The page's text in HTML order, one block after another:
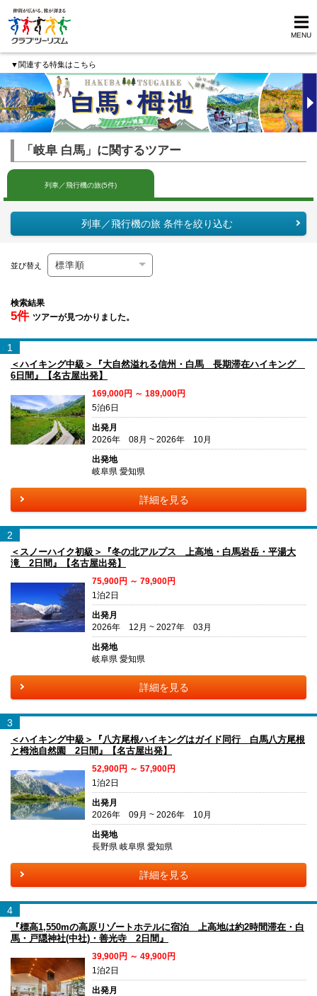
MENU
▼関連する特集はこちら
「岐阜 白馬」に関するツアー
列車／飛行機の旅(5件)
列車／飛行機の旅 条件を絞り込む
並び替え
検索結果
5件 ツアーが見つかりました。
1
＜ハイキング中級＞『大自然溢れる信州・白馬 長期滞在ハイキング
6日間』【名古屋出発】
169,000円 ～ 189,000円
5泊6日
出発月
2026年 08月 ~ 2026年 10月
出発地
岐阜県 愛知県
詳細を見る
2
＜スノーハイク初級＞『冬の北アルプス 上高地・白馬岩岳・平湯大
滝 2日間』【名古屋出発】
75,900円 ～ 79,900円
1泊2日
出発月
2026年 12月 ~ 2027年 03月
出発地
岐阜県 愛知県
詳細を見る
3
＜ハイキング中級＞『八方尾根ハイキングはガイド同行 白馬八方尾根
と栂池自然園 2日間』【名古屋出発】
52,900円 ～ 57,900円
1泊2日
出発月
2026年 09月 ~ 2026年 10月
出発地
長野県 岐阜県 愛知県
詳細を見る
4
『標高1,550mの高原リゾートホテルに宿泊 上高地は約2時間滞在・白
馬・戸隠神社(中社)・善光寺 2日間』
39,900円 ～ 49,900円
1泊2日
出発月